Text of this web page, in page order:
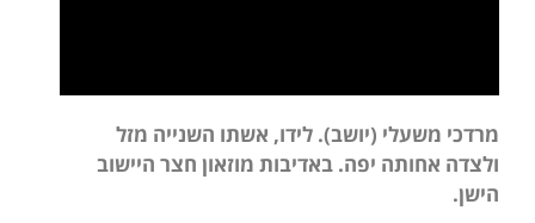
מרדכי משעלי (יושב). לידו, אשתו השנייה מזל
ולצדה אחותה יפה. באדיבות מוזאון חצר היישוב
הישן.